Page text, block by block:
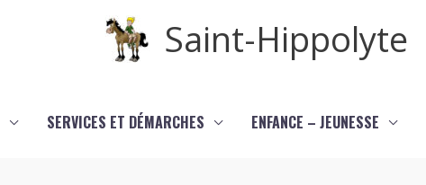
Saint-Hippolyte
SERVICES ET DÉMARCHES ENFANCE – JEUNESSE